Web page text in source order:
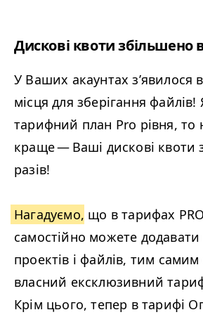
Дискові квоти збільшено
У Ваших акаунтах з’явилося в
місця для зберігання
тарифний план Pro рівня,
краще — Ваші дискові квоти
разів!
Нагадуємо, що в тарифах PRO
самостійно можете додавати
проектів і файлів, тим
власний ексклюзивний
Крім цього, тепер в тарифі